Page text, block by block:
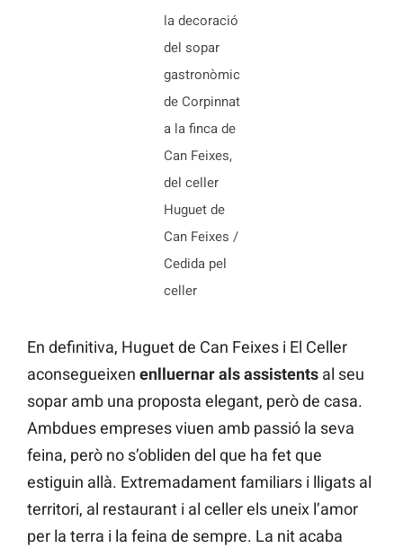
la decoració
del sopar
gastronòmic
de Corpinnat
a la finca de
Can Feixes,
del celler
Huguet de
Can Feixes /
Cedida pel
celler
En definitiva, Huguet de Can Feixes i El Celler
aconsegueixen enlluernar als assistents al seu
sopar amb una proposta elegant, però de casa.
Ambdues empreses viuen amb passió la seva
feina, però no s’obliden del que ha fet que
estiguin allà. Extremadament familiars i lligats al
territori, al restaurant i al celler els uneix l’amor
per la terra i la feina de sempre. La nit acaba